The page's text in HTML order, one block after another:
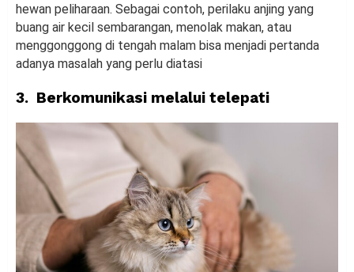
hewan peliharaan. Sebagai contoh, perilaku anjing yang
buang air kecil sembarangan, menolak makan, atau
menggonggong di tengah malam bisa menjadi pertanda
adanya masalah yang perlu diatasi
3. Berkomunikasi melalui telepati